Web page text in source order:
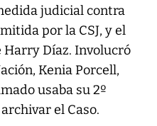
judicial contra
por la CSJ, y el
Harry Díaz. Involucró
Kenia Porcell,
usaba su 2º
el Caso.